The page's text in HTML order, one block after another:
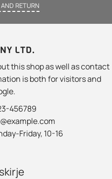
RETURN
LTD.
this shop as well as contact
is both for visitors and
456789
Friday, 10-16